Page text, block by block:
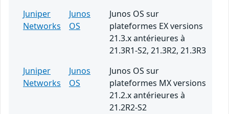
Juniper
Networks
Junos
OS
Junos OS sur
plateformes EX versions
21.3.x antérieures à
21.3R1-S2, 21.3R2, 21.3R3
Juniper
Networks
Junos
OS
Junos OS sur
plateformes MX versions
21.2.x antérieures à
21.2R2-S2